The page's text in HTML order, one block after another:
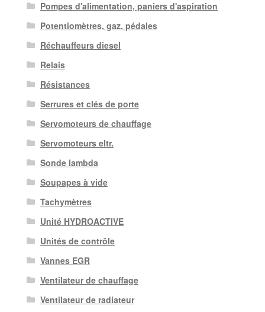
Pompes d'alimentation, paniers d'aspiration
Potentiomètres, gaz. pédales
Réchauffeurs diesel
Relais
Résistances
Serrures et clés de porte
Servomoteurs de chauffage
Servomoteurs eltr.
Sonde lambda
Soupapes à vide
Tachymètres
Unité HYDROACTIVE
Unités de contrôle
Vannes EGR
Ventilateur de chauffage
Ventilateur de radiateur